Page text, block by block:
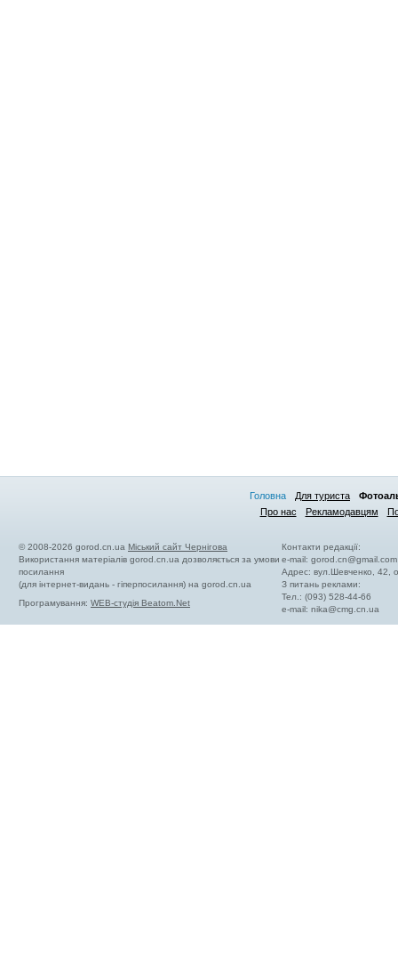
Головна Для туриста
Про нас
Рекламодавцям
© 2008-2026 gorod.cn.ua Міський сайт Чернігова
Використання матеріалів gorod.cn.ua дозволяється за умови
посилання
(для інтернет-видань - гіперпосилання) на gorod.cn.ua
Програмування: WEB-студія Beatom.Net
Контакти редакції:
e-mail:gorod.cn@gmail.com
Адрес: вул.Шевченко, 42,
З питань реклами:
Тел.: (093) 528-44-66
e-mail:nika@cmg.cn.ua